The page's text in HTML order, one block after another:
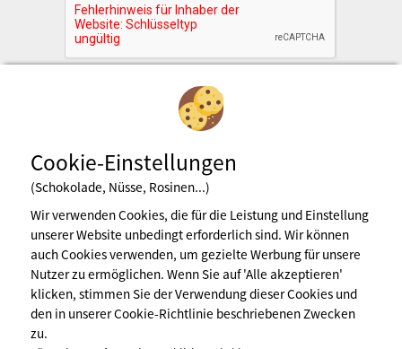
Newsletter abonnieren
Impressum
Nutzungsbedingungen
Cookie-Einstellungen
(Schokolade, Nüsse, Rosinen...)
Wir verwenden Cookies, die für die Leistung und Einstellung
unserer Website unbedingt erforderlich sind. Wir können
auch Cookies verwenden, um gezielte Werbung für unsere
Nutzer zu ermöglichen. Wenn Sie auf 'Alle akzeptieren'
klicken, stimmen Sie der Verwendung dieser Cookies und
den in unserer Cookie-Richtlinie beschriebenen Zwecken
zu.